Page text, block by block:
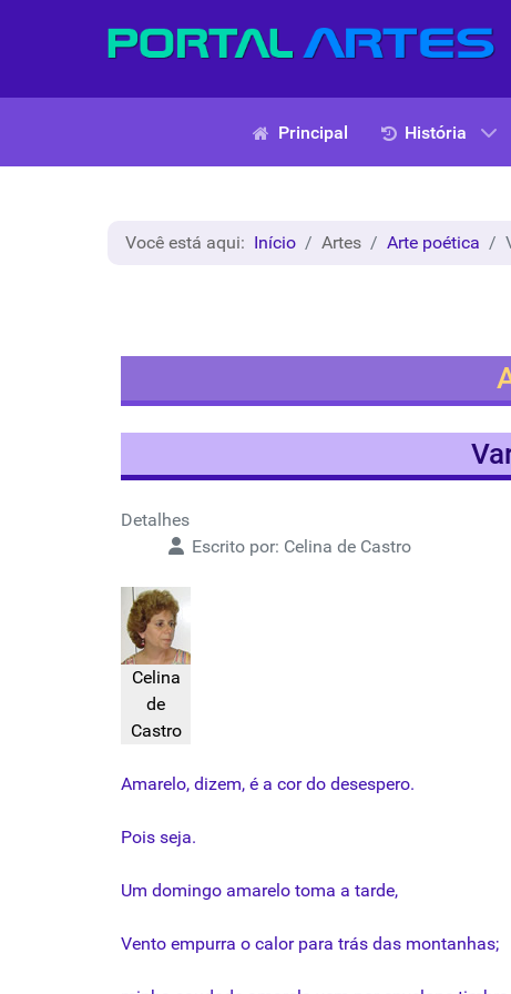
Principal História
Você está aqui: Início Artes Arte poética
Detalhes
Escrito por: Celina de Castro
Celina
de
Castro
Amarelo, dizem, é a cordo desespero.
Pois seja.
Um domingo amarelo toma a tarde,
Vento empurra o calor para trás das montanhas;